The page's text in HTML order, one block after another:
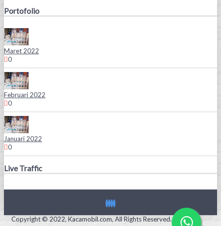
Portofolio
Maret 2022
0
Februari 2022
0
Januari 2022
0
Live Traffic
Copyright © 2022, Kacamobil.com, All Rights Reserved.